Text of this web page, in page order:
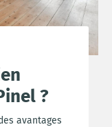
?
avantages